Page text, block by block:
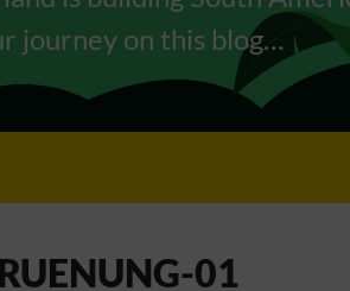
journey on this blog…
01